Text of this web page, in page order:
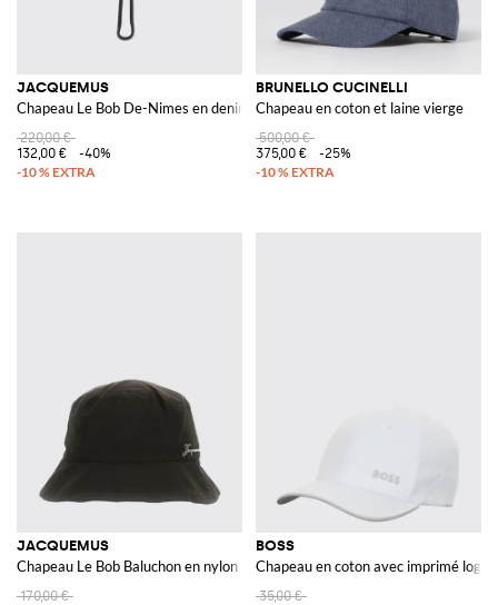
JACQUEMUS
Chapeau Le Bob De-Nimes en denim de coton
220,00 €
132,00 €
-40%
BRUNELLO CUCINELLI
Chapeau en coton et laine vierge
500,00 €
375,00 €
-25%
JACQUEMUS
Chapeau Le Bob Baluchon en nylon
170,00 €
BOSS
Chapeau en coton avec imprimé logo
35,00 €